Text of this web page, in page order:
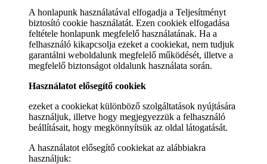
A honlapunk használatával elfogadja a Teljesítményt
biztosító cookie használatát. Ezen cookiek elfogadása
feltétele honlapunk megfelelő használatának. Ha a
felhasználó kikapcsolja ezeket a cookiekat, nem tudjuk
garantálni weboldalunk megfelelő működését, illetve a
megfelelő biztonságot oldalunk használata során.
Használatot elősegítő cookiek
ezeket a cookiekat különböző szolgáltatások nyújtására
használjuk, illetve hogy megjegyezzük a felhasználó
beállításait, hogy megkönnyítsük az oldal látogatását.
A használatot elősegítő cookiekat az alábbiakra
használjuk: